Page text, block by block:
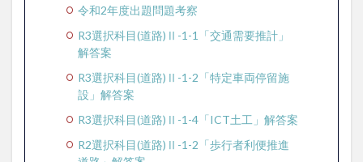
令和2年度出題問題考察
R3選択科目(道路)Ⅱ-1-1「交通需要推計」
解答案
R3選択科目(道路)Ⅱ-1-2「特定車両停留施
設」解答案
R3選択科目(道路)Ⅱ-1-4「ICT土工」解答案
R2選択科目(道路)Ⅱ-1-2「歩行者利便推進